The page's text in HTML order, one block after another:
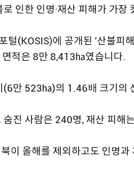
인한 인명·재산 피해가 가
털(KOSIS)에 공개된 '산불피
적은 8만 8,413㏊였습니다.
(6만 523㏊)의 1.46배 크기의
숨진 사람은 240명, 재산 피해
이 올해를 제외하고도 인명